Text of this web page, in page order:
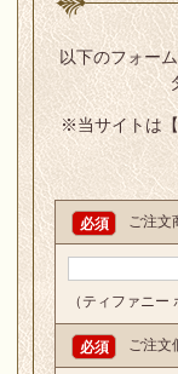
以下のフォー
※当サイトは
ご注文
必須
（ティファニー
ご注文
必須